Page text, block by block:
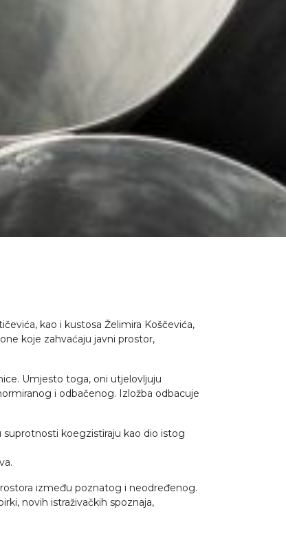
kao i kustosa Želimira Koščevića,
koje zahvaćaju javni prostor,
Umjesto toga, oni utjelovljuju
i odbačenog. Izložba odbacuje
suprotnosti koegzistiraju kao dio istog
između poznatog i neodređenog.
novih istraživačkih spoznaja,